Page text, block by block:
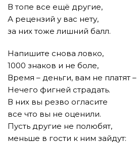
В топе все ещё другие,
А рецензий у вас нету,
за них тоже лишний балл.
Напишите снова ловко,
1000 знаков и не боле,
Время – деньги, вам не платят –
Нечего фигней страдать.
В них вы резво огласите
все что вы не оценили.
Пусть другие не полюбят,
меньше в гости к ним зайдут: